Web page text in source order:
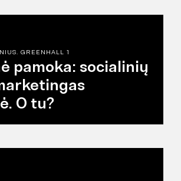
GREENHALL 1
pamoka: socialinių
O tu?